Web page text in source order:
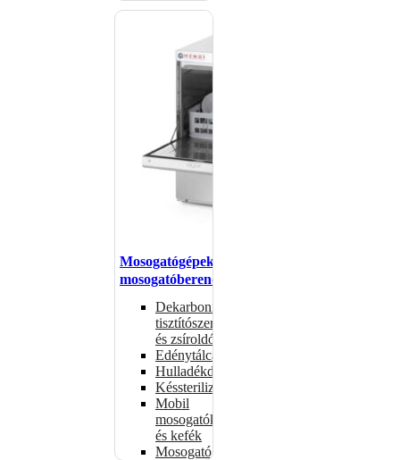
Mosogatógépek,
mosogatóberendezések
Dekarbonizáló
tisztítószerek
és zsíroldók
Edénytálcák
Hulladékdarálók
Késsterilizátorok
Mobil
mosogatók
és kefék
Mosogatógépkosarak